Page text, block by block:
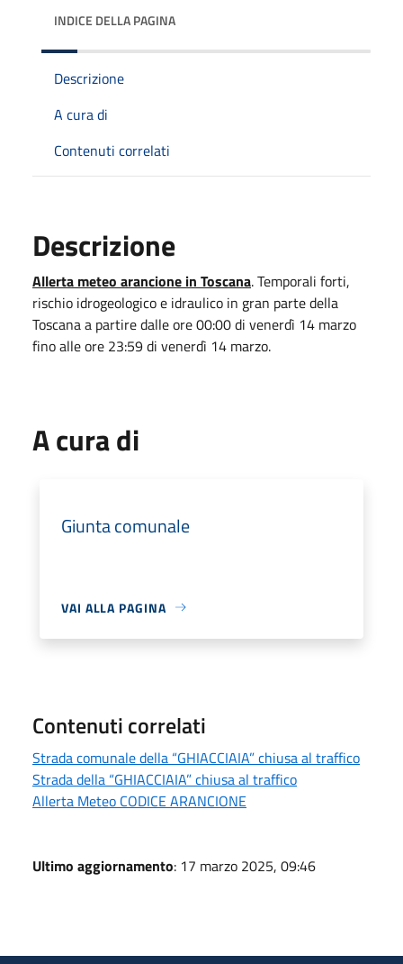
INDICE DELLA PAGINA
Descrizione
A cura di
Contenuti correlati
Descrizione
Allerta meteo arancione in Toscana. Temporali forti,
rischio idrogeologico e idraulico in gran parte della
Toscana a partire dalle ore 00:00 di venerdì 14 marzo
fino alle ore 23:59 di venerdì 14 marzo.
A cura di
Giunta comunale
VAI ALLA PAGINA
Contenuti correlati
Strada comunale della “GHIACCIAIA” chiusa al traffico
Strada della “GHIACCIAIA” chiusa al traffico
Allerta Meteo CODICE ARANCIONE
Ultimo aggiornamento: 17 marzo 2025, 09:46